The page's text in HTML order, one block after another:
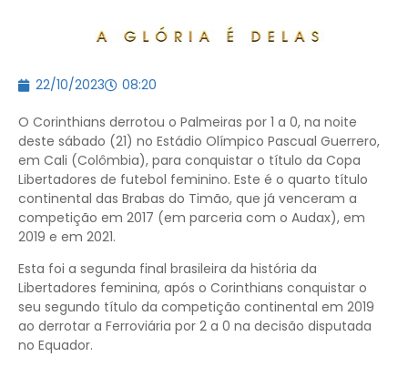
22/10/2023 08:20
O Corinthians derrotou o Palmeiras por 1 a 0, na noite
deste sábado (21) no Estádio Olímpico Pascual Guerrero,
em Cali (Colômbia), para conquistar o título da Copa
Libertadores de futebol feminino. Este é o quarto título
continental das Brabas do Timão, que já venceram a
competição em 2017 (em parceria com o Audax), em
2019 e em 2021.
Esta foi a segunda final brasileira da história da
Libertadores feminina, após o Corinthians conquistar o
seu segundo título da competição continental em 2019
ao derrotar a Ferroviária por 2 a 0 na decisão disputada
no Equador.